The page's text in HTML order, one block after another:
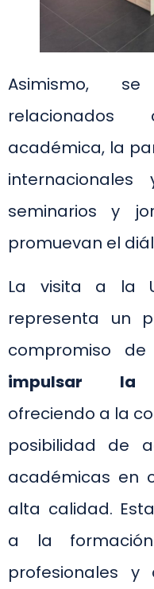
Asimismo,
académica, la
seminarios y
promuevan el
La visita a la
representa un
compromiso
impulsar la
ofreciendo a la
posibilidad de
académicas en
alta calidad.
a la
profesionales y